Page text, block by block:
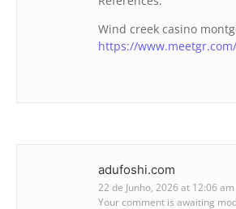
Wind creek casino
https://www.meetgr.com/
adufoshi.com
22 de Junho, 2026 at 12:06 am
Your comment is awaiting